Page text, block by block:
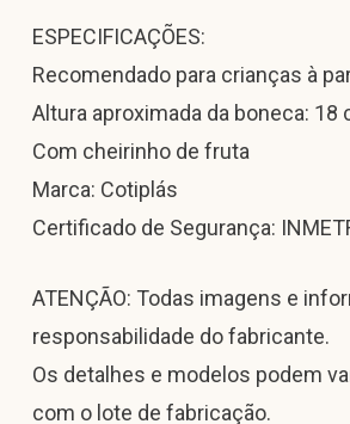
ESPECIFICAÇÕES:
Recomendado para crianças à
Altura aproximada da boneca: 18
Com cheirinho de fruta
Marca: Cotiplás
Certificado de Segurança:
ATENÇÃO: Todas imagens e
responsabilidade do fabricante.
Os detalhes e modelos podem
com o lote de fabricação.